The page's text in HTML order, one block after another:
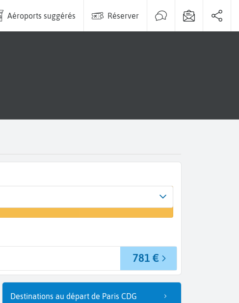
Aéroports suggérés Réserver
Portland (PDX)
781 €
Destinations au départ de Paris CDG